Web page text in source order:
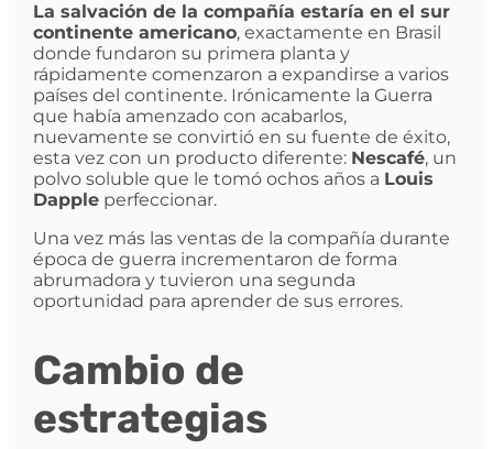
La salvación de la compañía estaría en el sur
continente americano, exactamente en Brasil
donde fundaron su primera planta y
rápidamente comenzaron a expandirse a varios
países del continente. Irónicamente la Guerra
que había amenzado con acabarlos,
nuevamente se convirtió en su fuente de éxito,
esta vez con un producto diferente: Nescafé, un
polvo soluble que le tomó ochos años a Louis
Dappleperfeccionar.
Una vez más las ventas de la compañía durante
época de guerra incrementaron de forma
abrumadora y tuvieron una segunda
oportunidad para aprender de sus errores.
Cambio de
estrategias